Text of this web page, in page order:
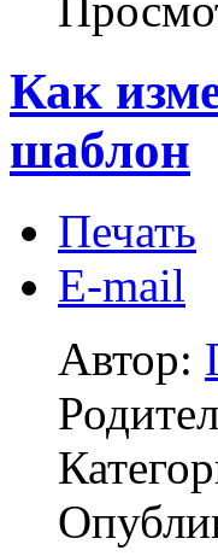
Как
шаблон
Печать
E-mail
Автор: